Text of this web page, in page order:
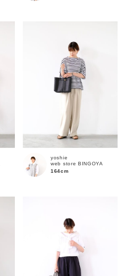
yoshie
web store BINGOYA
164cm